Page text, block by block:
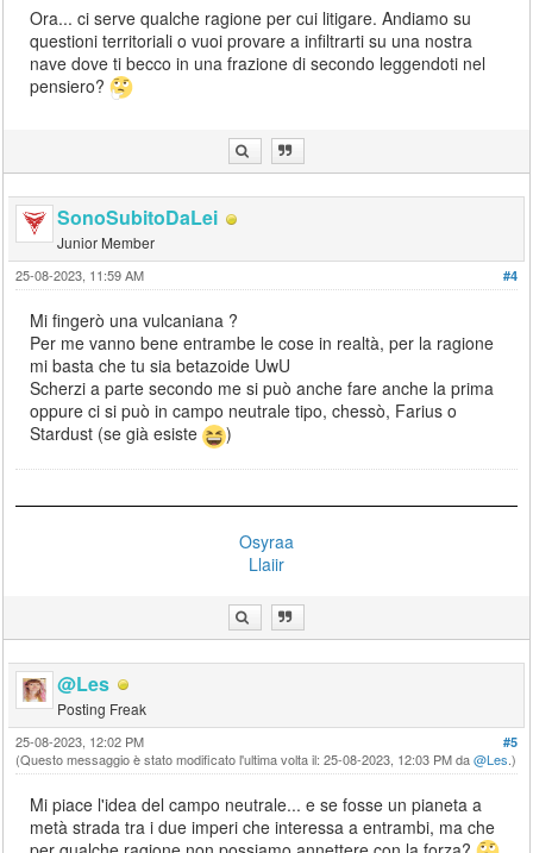
Ora... ci serve qualche ragione per cui litigare. Andiamo su
questioni territoriali o vuoi provare a infiltrarti su una nostra
nave dove ti becco in una frazione di secondo leggendoti nel
pensiero?
SonoSubitoDaLei
Junior Member
#4
25-08-2023, 11:59 AM
Mi fingerò una vulcaniana ?
Per me vanno bene entrambe le cose in realtà, per la ragione
mi basta che tu sia betazoide UwU
Scherzi a parte secondo me si può anche fare anche la prima
oppure ci si può in campo neutrale tipo, chessò, Farius o
Stardust (se già esiste
)
Osyraa
Llaiir
@Les
Posting Freak
#5
25-08-2023, 12:02 PM
(Questo messaggio è stato modificato l'ultima volta il: 25-08-2023, 12:03 PM da@Les .)
Mi piace l'idea del campo neutrale... e se fosse un pianeta a
metà strada tra i due imperi che interessa a entrambi, ma che